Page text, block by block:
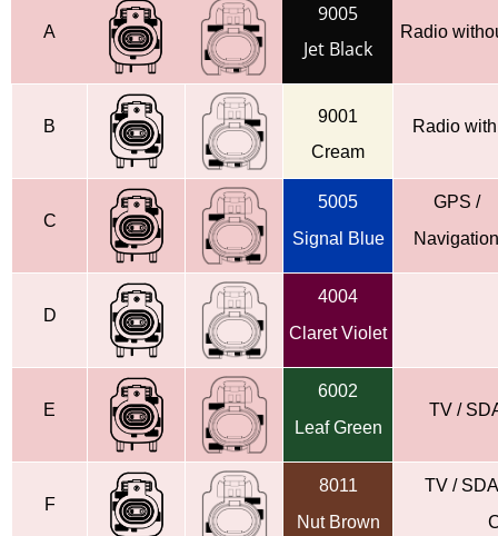
A
9005
Jet Black
Radio
B
9001
Cream
Radio
C
5005
Signal Blue
GPS /
Navigation
D
4004
Claret Violet
E
6002
Leaf Green
TV /
F
8011
Nut Brown
TV /